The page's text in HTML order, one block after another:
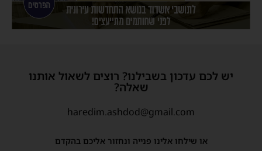
יש לכם עדכון בשבילנו? רוצים לשאול אותנו
שאלה?
haredim.ashdod@gmail.com
או שילחו אלינו פנייה ונחזור אליכם בהקדם